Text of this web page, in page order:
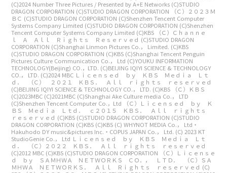
(C)2024 Number Three Pictures / Presented by A+E Networks (C)STUDIO
DRAGON CORPORATION (C)STUDIO DRAGON CORPORATION
（Ｃ）２０２３Ｍ
ＢＣ (C)STUDIO DRAGON CORPORATION (C)Shenzhen Tencent Computer
Systems Company Limited (C)STUDIO DRAGON CORPORATION (C)Shenzhen
Tencent Computer Systems Company Limited (C)KBS
（Ｃ）Ｃｈａｎｎｅ
ｌ Ａ Ａｌｌ Ｒｉｇｈｔｓ Ｒｅｓｅｒｖｅｄ (C)STUDIO DRAGON
CORPORATION (C)Shanghai Linmon Pictures Co.， Limited. (C)KBS
(C)STUDIO DRAGON CORPORATION (C)KBS (C)Shanghai Tencent Penguin
Pictures Culture Communication Co.， Ltd (C)YOUKU INFORMATION
TECHNOLOGY(Beijing) CO.，LTD. (C)BEIJING IQIYI SCIENCE & TECHNOLOGY
CO.， LTD. (C)2024 MBC Ｌｉｃｅｎｓｅｄ ｂｙ ＫＢＳ Ｍｅｄｉａ Ｌｔ
ｄ． （Ｃ） ２０２１ ＫＢＳ． Ａｌｌ ｒｉｇｈｔｓ ｒｅｓｅｒｖｅｄ
(C)BEIJING IQIYI SCIENCE & TECHNOLOGY CO.， LTD. (C)KBS
（Ｃ）ＫＢＳ
(C)2023MBC (C)2021MBC (C)Shanghai Ake Culture media Co.， LTD
(C)Shenzhen Tencent Computer Co.，Ltd
（Ｃ）Ｌｉｃｅｎｓｅｄ ｂｙ Ｋ
ＢＳ Ｍｅｄｉａ Ｌｔｄ． ｃ２０１５ ＫＢＳ． Ａｌｌ ｒｉｇｈｔｓ
ｒｅｓｅｒｖｅｄ (C)KBS (C)STUDIO DRAGON CORPORATION (C)STUDIO
DRAGON CORPORATION (C)KBS (C)KBS (C) WHYNOT MEDIA Co.， Ltd・
Hakuhodo DY music&pictures Inc.・COPUS JAPAN Co.， Ltd. (C) 2023 KT
StudioGenie Co.， Ltd Ｌｉｃｅｎｓｅｄ ｂｙ ＫＢＳ Ｍｅｄｉａ Ｌｔ
ｄ． （Ｃ）２０２２ ＫＢＳ． Ａｌｌ ｒｉｇｈｔｓ ｒｅｓｅｒｖｅｄ
(C)2012 MBC (C)KBS (C)STUDIO DRAGON CORPORATION
（Ｃ）Ｌｉｃｅｎｓｅ
ｄ ｂｙ ＳＡＭＨＷＡ ＮＥＴＷＯＲＫＳ ＣＯ．， ＬＴＤ． （Ｃ）ＳＡ
ＭＨＷＡ ＮＥＴＷＯＲＫＳ． Ａｌｌ Ｒｉｇｈｔｓ ｒｅｓｅｒｖｅｄ (C)